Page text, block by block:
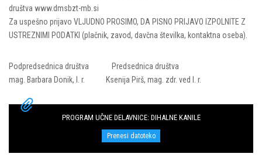
društva www.dmsbzt-mb.si
Za uspešno prijavo VLJUDNO PROSIMO, DA PISNO PRIJAVO IZPOLNITE Z
USTREZNIMI PODATKI (plačnik, zavod, davčna številka, kontaktna oseba).
Podpredsednica društva Predsednica društva
mag. Barbara Donik, l. r. Ksenija Pirš, mag. zdr. ved l. r.
PROGRAM UČNE DELAVNICE: DIHALNE KANILE
Prenesi datoteko